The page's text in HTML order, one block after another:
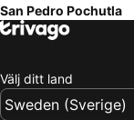
San Pedro Pochutla
Välj ditt land